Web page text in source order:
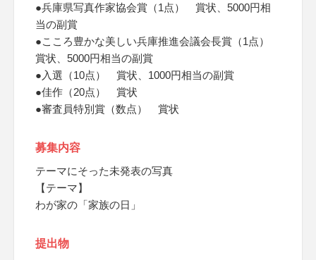
●兵庫県写真作家協会賞（1点） 賞状、5000円相
当の副賞
●こころ豊かな美しい兵庫推進会議会長賞（1点）
賞状、5000円相当の副賞
●入選（10点） 賞状、1000円相当の副賞
●佳作（20点） 賞状
●審査員特別賞（数点） 賞状
募集内容
テーマにそった未発表の写真
【テーマ】
わが家の「家族の日」
提出物